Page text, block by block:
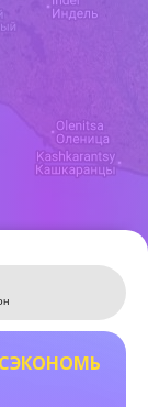
Leaflet